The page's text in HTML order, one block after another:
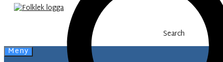
Search
Meny